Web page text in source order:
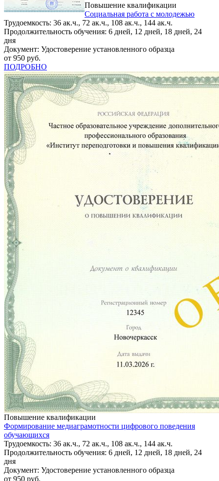
Повышение квалификации
Социальная работа с молодежью
Трудоемкость: 36 ак.ч., 72 ак.ч., 108 ак.ч., 144 ак.ч.
Продолжительность обучения: 6 дней, 12 дней, 18 дней, 24
дня
Документ: Удостоверение установленного образца
от 950 руб.
ПОДРОБНО
Повышение квалификации
Формирование медиаграмотности цифрового поведения
обучающихся
Трудоемкость: 36 ак.ч., 72 ак.ч., 108 ак.ч., 144 ак.ч.
Продолжительность обучения: 6 дней, 12 дней, 18 дней, 24
дня
Документ: Удостоверение установленного образца
от 950 руб.